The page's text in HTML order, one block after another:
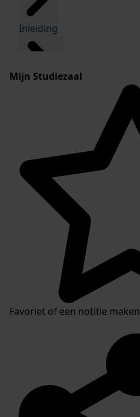
Inleiding
Mijn Studiezaal
Favoriet of een notitie maken